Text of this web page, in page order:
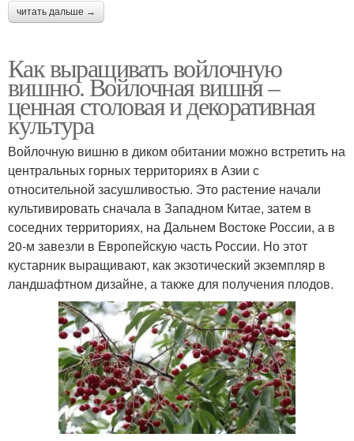
читать дальше →
Как выращивать войлочную
вишню. Войлочная вишня –
ценная столовая и декоративная
культура
Войлочную вишню в диком обитании можно встретить на
центральных горных территориях в Азии с
относительной засушливостью. Это растение начали
культивировать сначала в Западном Китае, затем в
соседних территориях, на Дальнем Востоке России, а в
20-м завезли в Европейскую часть России. Но этот
кустарник выращивают, как экзотический экземпляр в
ландшафтном дизайне, а также для получения плодов.